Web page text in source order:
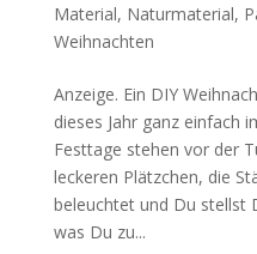
Material, Naturmaterial,
Weihnachten
Anzeige. Ein DIY
dieses Jahr ganz einfach
Festtage stehen vor der
leckeren Plätzchen, die
beleuchtet und Du stellst
was Du zu...